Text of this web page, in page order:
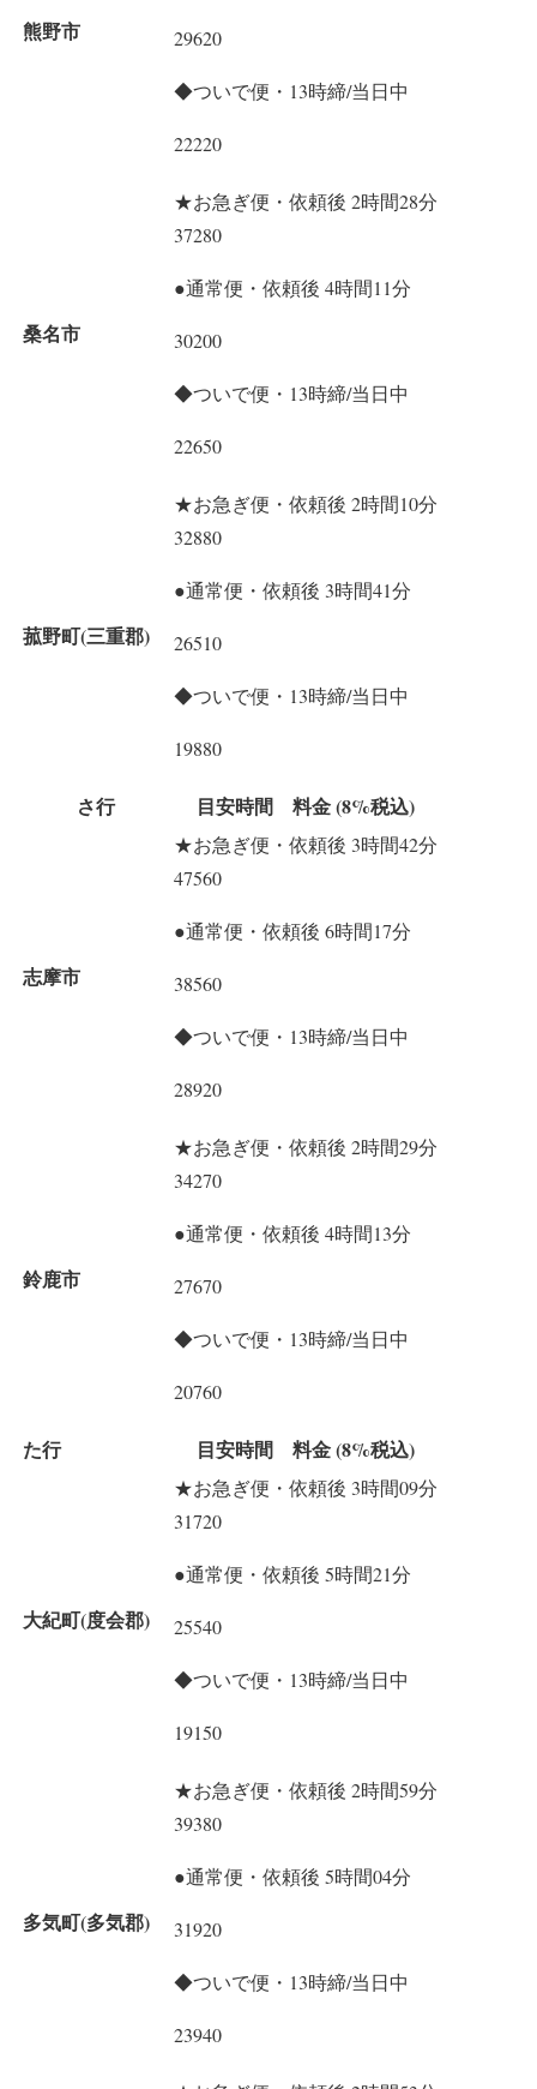
熊野市 29620
◆ついで便・13時締/当日中
22220
桑名市
★お急ぎ便・依頼後 2時間28分
37280
●通常便・依頼後 4時間11分
30200
◆ついで便・13時締/当日中
22650
菰野町(三重郡)
★お急ぎ便・依頼後 2時間10分
32880
●通常便・依頼後 3時間41分
26510
◆ついで便・13時締/当日中
19880
さ行 目安時間 料金 (8%税込)
志摩市
★お急ぎ便・依頼後 3時間42分
47560
●通常便・依頼後 6時間17分
38560
◆ついで便・13時締/当日中
28920
鈴鹿市
★お急ぎ便・依頼後 2時間29分
34270
●通常便・依頼後 4時間13分
27670
◆ついで便・13時締/当日中
20760
た行 目安時間 料金 (8%税込)
大紀町(度会郡)
★お急ぎ便・依頼後 3時間09分
31720
●通常便・依頼後 5時間21分
25540
◆ついで便・13時締/当日中
19150
多気町(多気郡)
★お急ぎ便・依頼後 2時間59分
39380
●通常便・依頼後 5時間04分
31920
◆ついで便・13時締/当日中
23940